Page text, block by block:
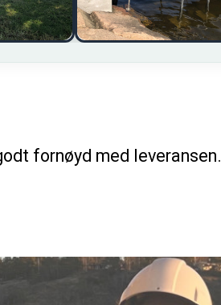
fornøyd med leveransen.